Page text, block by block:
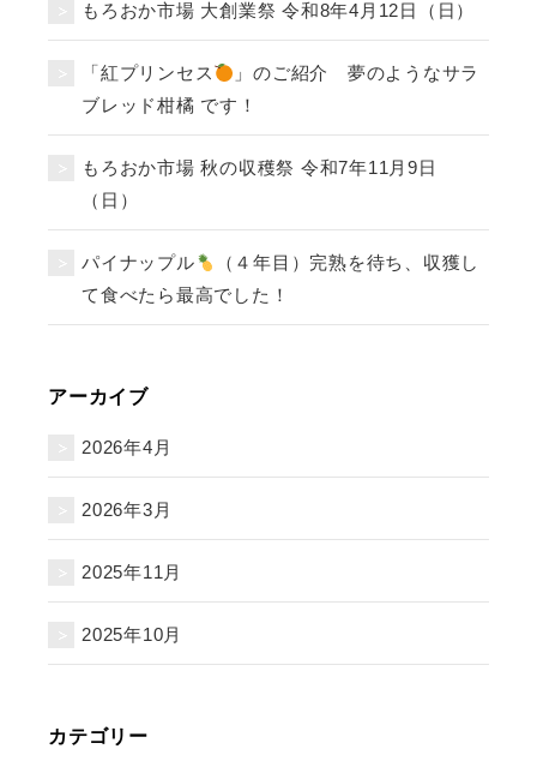
もろおか市場 大創業祭 令和8年4月12日（日）
「紅プリンセス
」のご紹介 夢のようなサラ
ブレッド柑橘 です！
もろおか市場 秋の収穫祭 令和7年11月9日
（日）
パイナップル
（４年目）完熟を待ち、収獲し
て食べたら最高でした！
アーカイブ
2026年4月
2026年3月
2025年11月
2025年10月
カテゴリー